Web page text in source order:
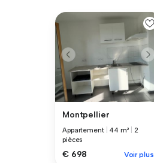
Montpellier
Appartement 44 m²
2
pièces
€ 698 Voir plus